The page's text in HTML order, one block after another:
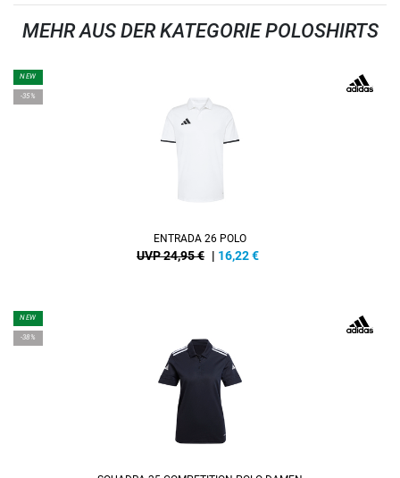
MEHR AUS DER KATEGORIE POLOSHIRTS
NEW
-35%
ENTRADA 26 POLO
UVP 24,95 € | 16,22€
NEW
-38%